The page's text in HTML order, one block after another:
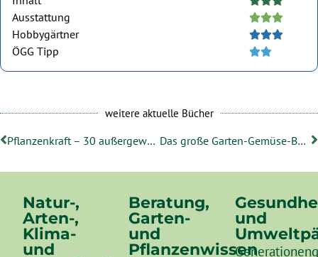
Ausstattung 
Hobbygärtner 
ÖGG Tipp 
weitere aktuelle Bücher
Pflanzenkraft – 30 außergewöhnliche Pflanzen und ihre geheimnisvolle Wirkung Das große Garten-Gemüse-Buch – Anbauen, Ernten, Genießen
Natur-,
Arten-,
Klima-
und
Beratung,
Garten-
und
Pflanzenwissen
und